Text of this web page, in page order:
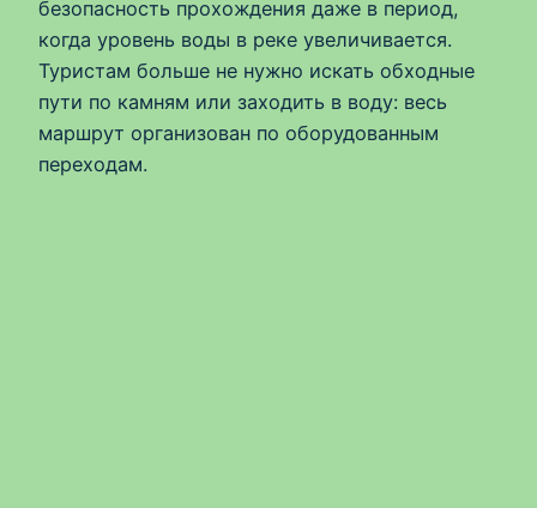
безопасность прохождения даже в период,
когда уровень воды в реке увеличивается.
Туристам больше не нужно искать обходные
пути по камням или заходить в воду: весь
маршрут организован по оборудованным
переходам.